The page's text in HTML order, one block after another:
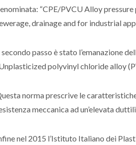
“CPE/PVCU Alloy
drainage and for industrial
secondo passo è stato l’emanazione
polyvinyl chloride alloy
norma prescrive le
meccanica ad un’elevata
nel 2015 l’Istituto Italiano dei